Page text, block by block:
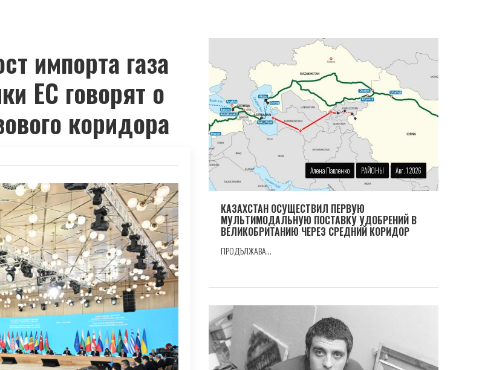
импорта газа
ЕС говорят о
коридора
Алена Павленко РАЙОНЫ Авг. 1 2026
КАЗАХСТАН ОСУЩЕСТВИЛ ПЕРВУЮ
МУЛЬТИМОДАЛЬНУЮ ПОСТАВКУ УДОБРЕНИЙ В
ВЕЛИКОБРИТАНИЮ ЧЕРЕЗ СРЕДНИЙ КОРИДОР
ПРОДЪЛЖАВА...